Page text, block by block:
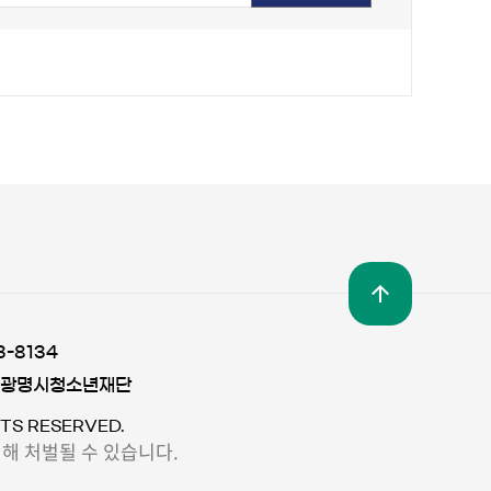
8134
명시청소년재단
RESERVED.
처벌될 수 있습니다.